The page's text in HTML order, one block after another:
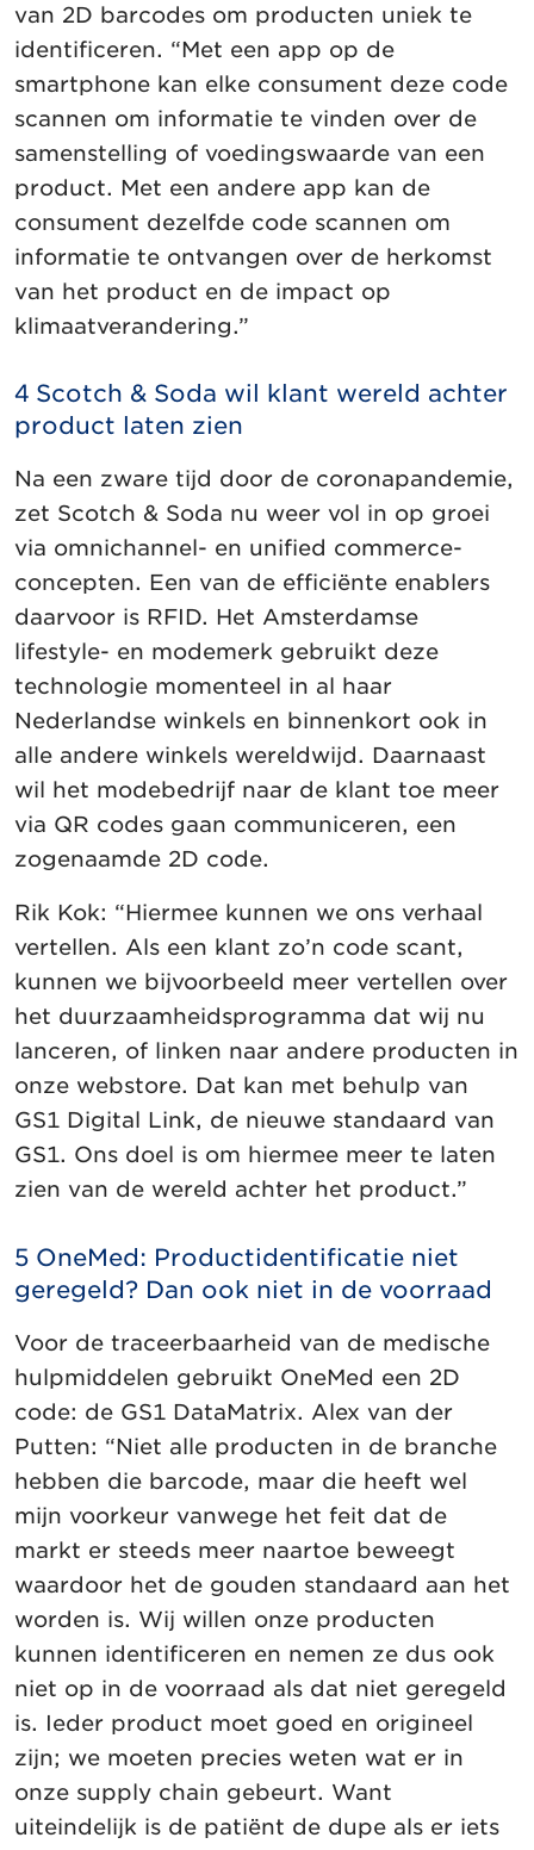
van 2D barcodes om producten uniek te
identificeren. “Met een app op de
smartphone kan elke consument deze code
scannen om informatie te vinden over de
samenstelling of voedingswaarde van een
product. Met een andere app kan de
consument dezelfde code scannen om
informatie te ontvangen over de herkomst
van het product en de impact op
klimaatverandering.”
4 Scotch & Soda wil klant wereld achter
product laten zien
Na een zware tijd door de coronapandemie,
zet Scotch & Soda nu weer vol in op groei
via omnichannel- en unified commerce-
concepten. Een van de efficiënte enablers
daarvoor is RFID. Het Amsterdamse
lifestyle- en modemerk gebruikt deze
technologie momenteel in al haar
Nederlandse winkels en binnenkort ook in
alle andere winkels wereldwijd. Daarnaast
wil het modebedrijf naar de klant toe meer
via QR codes gaan communiceren, een
zogenaamde 2D code.
Rik Kok: “Hiermee kunnen we ons verhaal
vertellen. Als een klant zo’n code scant,
kunnen we bijvoorbeeld meer vertellen over
het duurzaamheidsprogramma dat wij nu
lanceren, of linken naar andere producten in
onze webstore. Dat kan met behulp van
GS1 Digital Link, de nieuwe standaard van
GS1. Ons doel is om hiermee meer te laten
zien van de wereld achter het product.”
5 OneMed: Productidentificatie niet
geregeld? Dan ook niet in de voorraad
Voor de traceerbaarheid van de medische
hulpmiddelen gebruikt OneMed een 2D
code: de GS1 DataMatrix. Alex van der
Putten: “Niet alle producten in de branche
hebben die barcode, maar die heeft wel
mijn voorkeur vanwege het feit dat de
markt er steeds meer naartoe beweegt
waardoor het de gouden standaard aan het
worden is. Wij willen onze producten
kunnen identificeren en nemen ze dus ook
niet op in de voorraad als dat niet geregeld
is. Ieder product moet goed en origineel
zijn; we moeten precies weten wat er in
onze supply chain gebeurt. Want
uiteindelijk is de patiënt de dupe als er iets